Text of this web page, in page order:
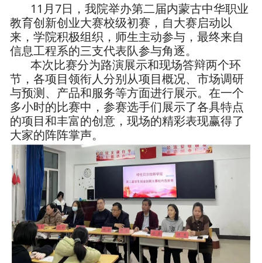
11月7日，我院举办第二届内蒙古中华职业
教育创新创业大赛校级初赛，自大赛启动以
来，学院积极组织，师生主动参与，最终来自
信息工程系的三支代表队参与角逐。
本次比赛分为路演展示和现场答辩两个环
节，各项目领衔人分别从项目概况、市场调研
与预测、产品和服务等方面进行展示。在一个
多小时的比赛中，参赛选手们展示了各具特点
的项目和丰富的创意，现场的精彩表现赢得了
大家的阵阵掌声。